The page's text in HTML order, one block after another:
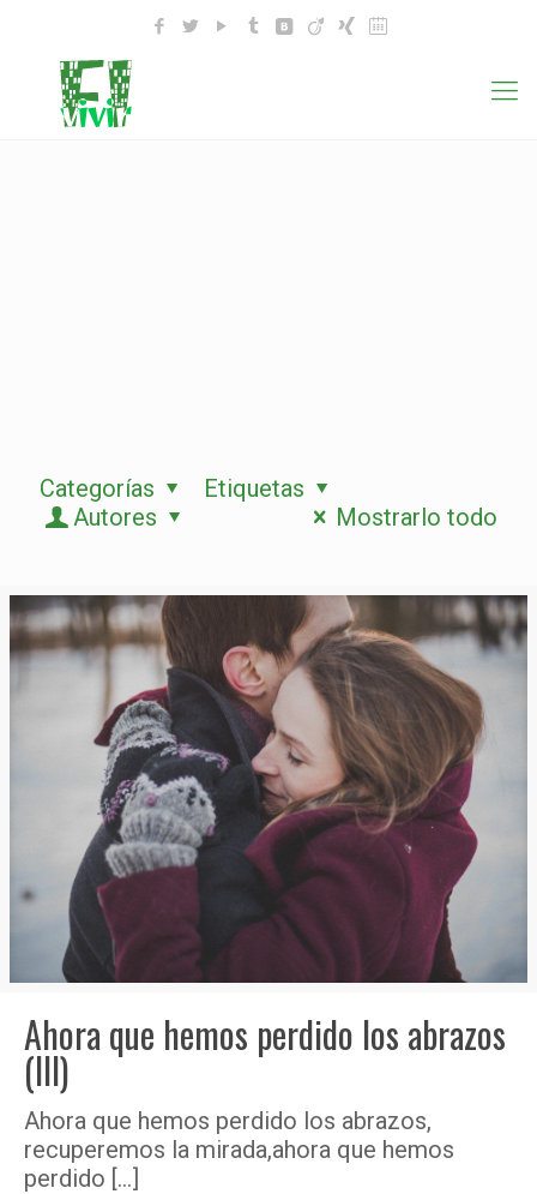
Categorías
Etiquetas
Autores
Mostrarlo todo
Ahora que hemos perdido los abrazos
(III)
Ahora que hemos perdido los abrazos,
recuperemos la mirada,ahora que hemos
perdido […]